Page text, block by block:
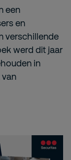
een
en
verschillende
werd dit jaar
in